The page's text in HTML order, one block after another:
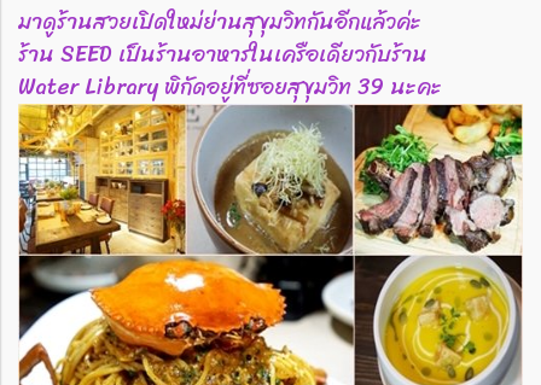
มาดูร้านสวยเปิดใหม่ย่านสุขุมวิทกันอีกแล้วค่ะ
ร้าน SEED เป็นร้านอาหารในเครือเดียวกับร้าน
Water Library พิกัดอยู่ที่ซอยสุขุมวิท 39 นะคะ